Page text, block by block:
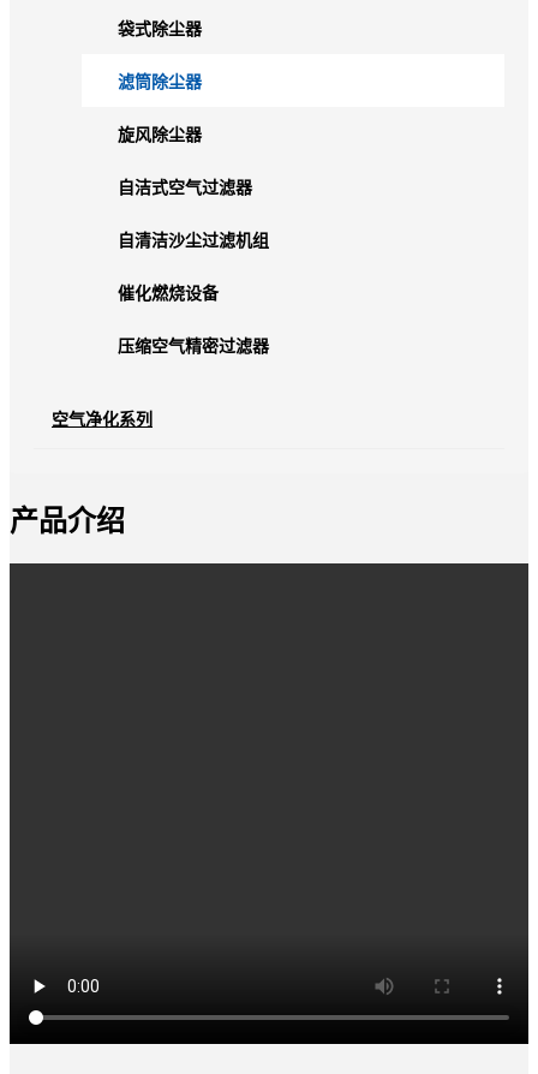
袋式除尘器
滤筒除尘器
旋风除尘器
自洁式空气过滤器
自清洁沙尘过滤机组
催化燃烧设备
压缩空气精密过滤器
空气净化系列
产品介绍